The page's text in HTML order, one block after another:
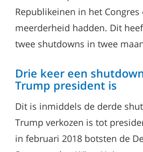
Republikeinen in het Congres
meerderheid hadden. Dit
twee shutdowns in twee
Drie keer een
Trump president is
Dit is inmiddels de derde
Trump verkozen is tot
in februari 2018 botsten de